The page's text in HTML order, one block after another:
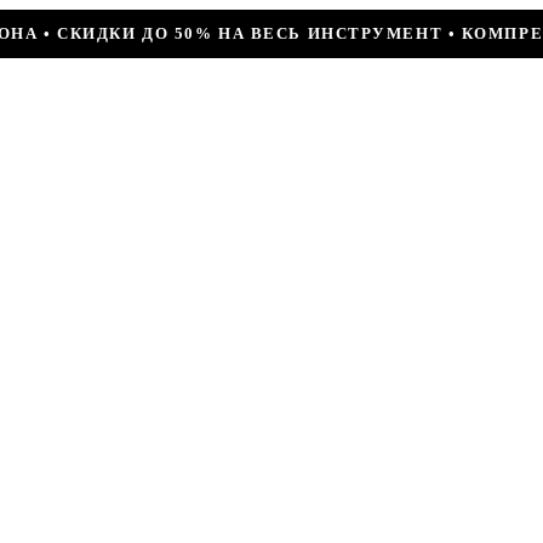
ИНСТРУМЕНТ • КОМПРЕССОР JIAXIPERA